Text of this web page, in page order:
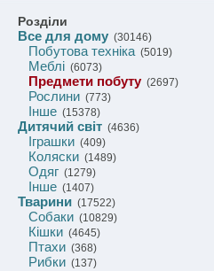
Розділи
Все для дому (30146)
Побутова техніка(5019)
Меблі (6073)
Предмети побуту (2697)
Рослини (773)
Інше (15378)
Дитячий світ (4636)
Іграшки (409)
Коляски (1489)
Одяг (1279)
Інше (1407)
Тварини (17522)
Собаки (10829)
Кішки (4645)
Птахи (368)
Рибки (137)